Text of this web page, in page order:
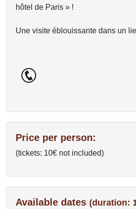
hôtel de Paris » !
Une visite éblouissante dans un
Price per person:
(tickets: 10€ not included)
Available dates (duration: